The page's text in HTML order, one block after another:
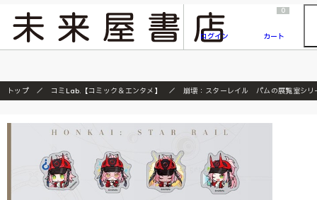
『ONE PIECE magazine 021 ONE PIECEカード付き同梱版』発売延期のご案内
ログイン
0
カート
トップ コミLab.【コミック＆エンタメ】 崩壊：スターレイル パムの展覧室シ